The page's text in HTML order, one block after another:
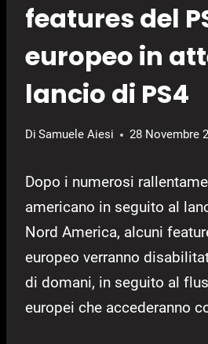
features del
europeo in
lancio di PS4
Di Samuele Aiesi 28 Novembre
Dopo i numerosi
americano in seguito al
Nord America, alcuni
europeo verranno
di domani, in seguito al
europei che accederanno